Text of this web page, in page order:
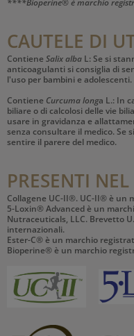
****Bioperine® è marchio
CAUTELE DI
ContieneSalix alba L: Se si
anticoagulanti si consiglia di
l'uso per bambini e adolescenti.
Contiene Curcuma longa L.: In
biliare o di calcolosi delle vie
usare in gravidanza e
senza consultare il medico. Se
sentire il parere del medico.
PRESENTI
Collagene UC-II®. UC-II® è un
5-Loxin® Advanced è un
Nutraceuticals, LLC. Brevetto
internazionali.
Ester-C® è un marchio
Bioperine® è un marchio